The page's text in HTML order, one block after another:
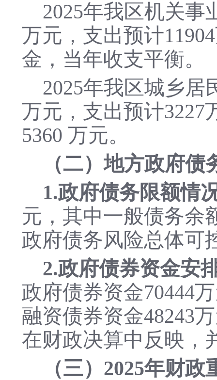
2025年我区机关事
万元，支出预计
金，当年收支平衡。
2025年我区城乡居
万元，支出预计3227
5360 万元。
（二）地方政府
1.政府债务限额情
元，其中一般债务余
政府债务风险总体可
2.政府债券资金安
政府债券资金70444
融资债券资金48243
在财政决算中反映，
（三） 2025年财政